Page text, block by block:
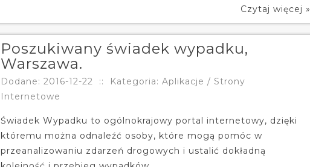
Czytaj więcej »
Poszukiwany świadek wypadku,
Warszawa.
Dodane: 2016-12-22 ::
Kategoria: Aplikacje / Strony
Internetowe
Świadek Wypadku to ogólnokrajowy portal internetowy, dzięki
któremu można odnaleźć osoby, które mogą pomóc w
przeanalizowaniu zdarzeń drogowych i ustalić dokładną